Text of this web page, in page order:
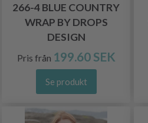
266-4 BLUE COUNTRY
WRAP BY DROPS
DESIGN
Pris från 199.60 SEK
Se produkt